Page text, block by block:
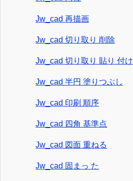
Jw_cad 再描画
Jw_cad 切り取り 削除
Jw_cad 切り取り 貼り 付け
Jw_cad 半円 塗りつぶし
Jw_cad 印刷 順序
Jw_cad 四角 基準点
Jw_cad 図面 重ねる
Jw_cad 固まっ た